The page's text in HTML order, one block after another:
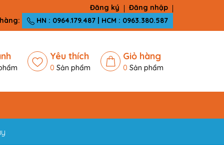
Đăng ký
Đăng nhập
HN : 0964.179.487 | HCM : 0963.380.587
Yêu thích
0 Sản phẩm
Giỏ hàng
0 Sản phẩm